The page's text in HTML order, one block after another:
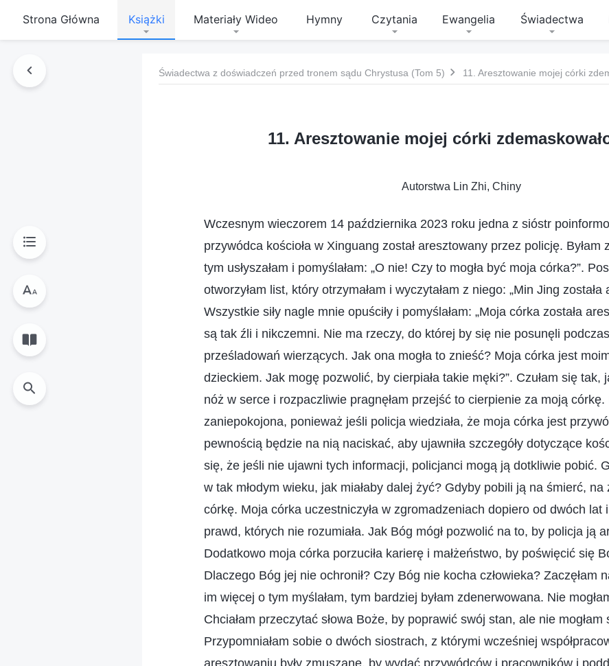
Strona Główna Książki Materiały Wideo Hymny Czytania Ewangelia Świadectwa
Świadectwa z doświadczeń przed tronem sądu Chrystusa (Tom 5) 11. Aresztowanie mojej córki
11. Aresztowanie mojej córki
Autorstwa Lin Zhi, Chiny
Wczesnym wieczorem 14 października 2023 roku jedna z sióstr
przywódca kościoła w Xinguang został aresztowany przez policję. Byłam
tym usłyszałam i pomyślałam: „O nie! Czy to mogła być moja córka?”.
otworzyłam list, który otrzymałam i wyczytałam z niego: „Min Jing
Wszystkie siły nagle mnie opuściły i pomyślałam: „Moja córka została
są tak źli i nikczemni. Nie ma rzeczy, do której by się nie posunęli
prześladowań wierzących. Jak ona mogła to znieść? Moja córka jest
dzieckiem. Jak mogę pozwolić, by cierpiała takie męki?”. Czułam się tak,
nóż w serce i rozpaczliwie pragnęłam przejść to cierpienie za moją córkę.
zaniepokojona, ponieważ jeśli policja wiedziała, że moja córka jest
pewnością będzie na nią naciskać, aby ujawniła szczegóły dotyczące
się, że jeśli nie ujawni tych informacji, policjanci mogą ją dotkliwie pobić.
w tak młodym wieku, jak miałaby dalej żyć? Gdyby pobili ją na śmierć, na
córkę. Moja córka uczestniczyła w zgromadzeniach dopiero od dwóch lat
prawd, których nie rozumiała. Jak Bóg mógł pozwolić na to, by policja ją
Dodatkowo moja córka porzuciła karierę i małżeństwo, by poświęcić się
Dlaczego Bóg jej nie ochronił? Czy Bóg nie kocha człowieka? Zaczęłam
im więcej o tym myślałam, tym bardziej byłam zdenerwowana. Nie
Chciałam przeczytać słowa Boże, by poprawić swój stan, ale nie mogłam
Przypomniałam sobie o dwóch siostrach, z którymi wcześniej
aresztowaniu były zmuszane, by wydać przywódców i pracowników i